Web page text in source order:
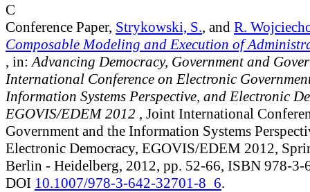
C
Conference Paper, Strykowski, S., and R.
Composable Modeling and Execution of
, in: Advancing Democracy, Government and
International Conference on Electronic
Information Systems Perspective, and Electronic
EGOVIS/EDEM 2012 , Joint International
Government and the Information Systems
Electronic Democracy, EGOVIS/EDEM 2012,
Berlin - Heidelberg, 2012, pp. 52-66, ISBN 978-3-
DOI 10.1007/978-3-642-32701-8_6.